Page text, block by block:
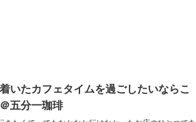
いたカフェタイムを過ごしたいならこ
五分一珈琲